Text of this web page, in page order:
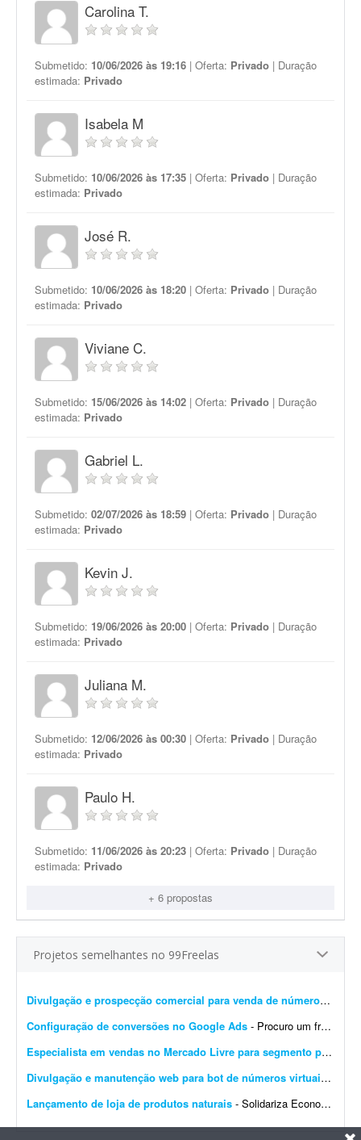
Carolina T.
Submetido: 10/06/2026 às 19:16 | Oferta: Privado | Duração
estimada: Privado
Isabela M
Submetido: 10/06/2026 às 17:35 | Oferta: Privado | Duração
estimada: Privado
José R.
Submetido: 10/06/2026 às 18:20 | Oferta: Privado | Duração
estimada: Privado
Viviane C.
Submetido: 15/06/2026 às 14:02 | Oferta: Privado | Duração
estimada: Privado
Gabriel L.
Submetido: 02/07/2026 às 18:59 | Oferta: Privado | Duração
estimada: Privado
Kevin J.
Submetido: 19/06/2026 às 20:00 | Oferta: Privado | Duração
estimada: Privado
Juliana M.
Submetido: 12/06/2026 às 00:30 | Oferta: Privado | Duração
estimada: Privado
Paulo H.
Submetido: 11/06/2026 às 20:23 | Oferta: Privado | Duração
estimada: Privado
+ 6 propostas
Projetos semelhantes no 99Freelas
Divulgação e prospecção comercial para venda de números virtuais
Configuração de conversões no Google Ads - Procuro um freelancer especializado em Google Ads e rastreamento de conversões para realizar uma configuração pontual em um site. O objetivo do projeto é deixar o rastr...
Especialista em vendas no Mercado Livre para segmento pet-
Divulgação e manutenção web para bot de números virtuais (Telegram e web)
Lançamento de loja de produtos naturais - Solidariza Economia solidária é um jeito diferente de produzir, vender, comprar e trocar o que é preciso para viver: sem explorar os outros, sem buscar vantagem indevida e sem...